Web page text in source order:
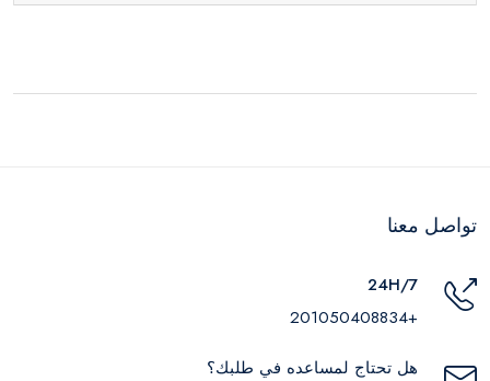
تواصل معنا
24H/7
+201050408834
هل تحتاج لمساعده في طلبك؟